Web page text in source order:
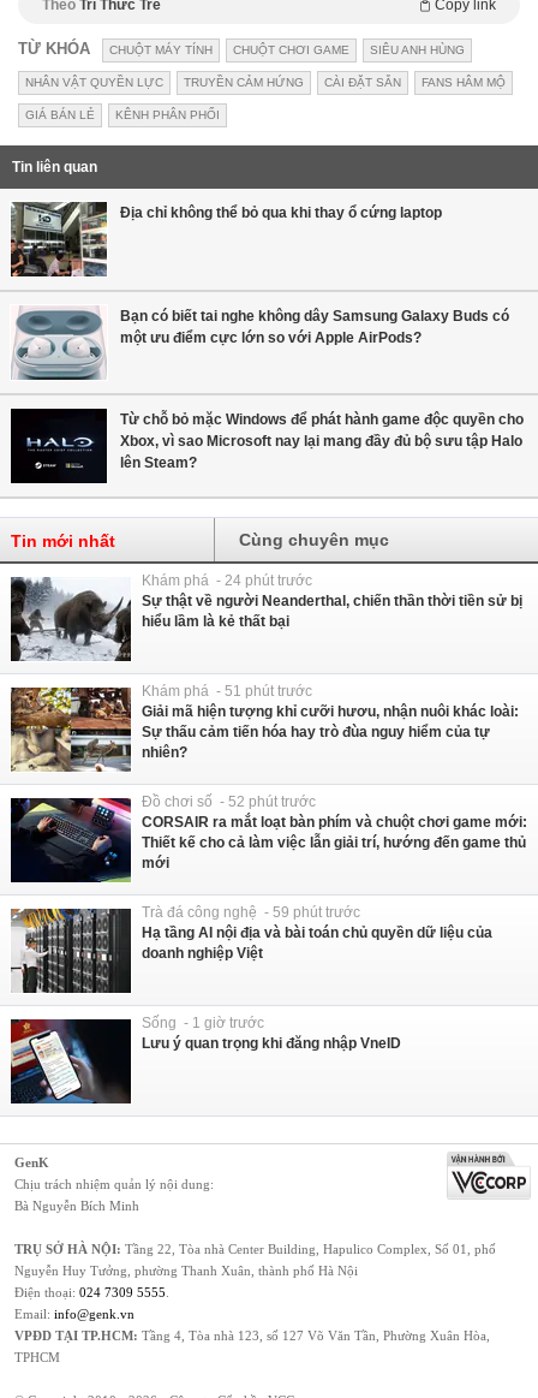
Theo Trí Thức Trẻ Copy link
TỪ KHÓA CHUỘT MÁY TÍNH CHUỘT CHƠI GAME SIÊU ANH HÙNG
NHÂN VẬT QUYỀN LỰC TRUYỀN CẢM HỨNG CÀI ĐẶT SẴN FANS HÂM MỘ
GIÁ BÁN LẺ KÊNH PHÂN PHỐI
Tin liên quan
Địa chỉ không thể bỏ qua khi thay ổ cứng laptop
Bạn có biết tai nghe không dây Samsung Galaxy Buds có
một ưu điểm cực lớn so với Apple AirPods?
Từ chỗ bỏ mặc Windows để phát hành game độc quyền cho
Xbox, vì sao Microsoft nay lại mang đầy đủ bộ sưu tập Halo
lên Steam?
Tin mới nhất Cùng chuyên mục
Khám phá - 24 phút trước
Sự thật về người Neanderthal, chiến thần thời tiền sử bị
hiểu lầm là kẻ thất bại
Khám phá - 51 phút trước
Giải mã hiện tượng khỉ cưỡi hươu, nhận nuôi khác loài:
Sự thấu cảm tiến hóa hay trò đùa nguy hiểm của tự
nhiên?
Đồ chơi số - 52 phút trước
CORSAIR ra mắt loạt bàn phím và chuột chơi game mới:
Thiết kế cho cả làm việc lẫn giải trí, hướng đến game thủ
mới
Trà đá công nghệ - 59 phút trước
Hạ tầng AI nội địa và bài toán chủ quyền dữ liệu của
doanh nghiệp Việt
Sống - 1 giờ trước
Lưu ý quan trọng khi đăng nhập VneID
GenK
Chịu trách nhiệm quản lý nội dung:
Bà Nguyễn Bích Minh
TRỤ SỞ HÀ NỘI: Tầng 22, Tòa nhà Center Building, Hapulico Complex, Số 01, phố
Nguyễn Huy Tưởng, phường Thanh Xuân, thành phố Hà Nội
Điện thoại: 024 7309 5555
Email: info@genk.vn
VPĐD TẠI TP.HCM: Tầng 4, Tòa nhà 123, số 127 Võ Văn Tần, Phường Xuân Hòa,
TPHCM